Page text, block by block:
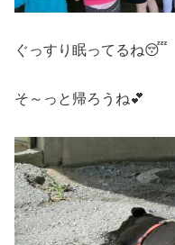
ぐっすり眠ってるね😴
そ～っと帰ろうね💕